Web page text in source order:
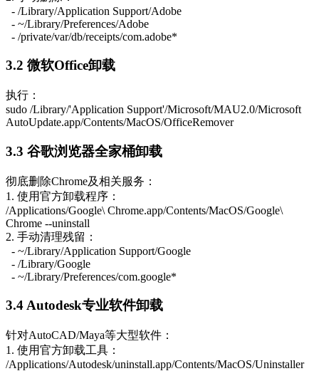
- /Library/Application Support/Adobe
- ~/Library/Preferences/Adobe
- /private/var/db/receipts/com.adobe*
3.2 微软Office卸载
执行：
sudo /Library/'Application Support'/Microsoft/MAU2.0/Microsoft
AutoUpdate.app/Contents/MacOS/OfficeRemover
3.3 谷歌浏览器全家桶卸载
彻底删除Chrome及相关服务：
1. 使用官方卸载程序：
/Applications/Google\ Chrome.app/Contents/MacOS/Google\
Chrome --uninstall
2. 手动清理残留：
- ~/Library/Application Support/Google
- /Library/Google
- ~/Library/Preferences/com.google*
3.4 Autodesk专业软件卸载
针对AutoCAD/Maya等大型软件：
1. 使用官方卸载工具：
/Applications/Autodesk/uninstall.app/Contents/MacOS/Uninstaller